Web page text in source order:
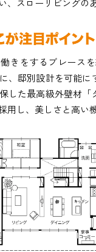
、スローリビングの
きをするブレース
に、邸別設計を可能
した最高級外壁材
用し、美しさと高い